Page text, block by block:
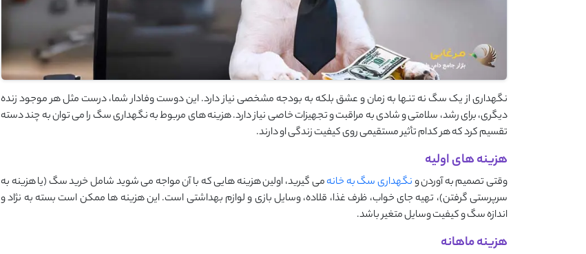
نگهداری از یک سگ نه ‌تنها به زمان و عشق بلکه به بودجه مشخصی نیاز دارد. این دوست وفادار شما، درست مثل هر موجود زنده
دیگری، برای رشد، سلامتی و شادی به مراقبت و تجهیزات خاصی نیاز دارد. هزینه ‌های مربوط به نگهداری سگ را می ‌توان به چند دسته
تقسیم کرد که هر کدام تأثیر مستقیمی روی کیفیت زندگی او دارند.
هزینه های اولیه
وقتی تصمیم به آوردن ونگهداری سگ به خانهمی ‌گیرید، اولین هزینه ‌هایی که با آن مواجه می‌ شوید شامل خرید سگ (یا هزینه به
سرپرستی گرفتن)، تهیه جای خواب، ظرف غذا، قلاده، وسایل بازی و لوازم بهداشتی است. این هزینه ‌ها ممکن است بسته به نژاد و
اندازه سگ و کیفیت وسایل متغیر باشد.
هزینه ماهانه